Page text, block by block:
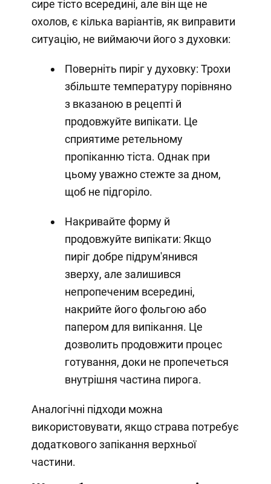
сире тісто всередині, але він ще не
охолов, є кілька варіантів, як виправити
ситуацію, не виймаючи його з духовки:
Поверніть пиріг у духовку: Трохи
збільште температуру порівняно
з вказаною в рецепті й
продовжуйте випікати. Це
сприятиме ретельному
пропіканню тіста. Однак при
цьому уважно стежте за дном,
щоб не підгоріло.
Накривайте форму й
продовжуйте випікати: Якщо
пиріг добре підрум'янився
зверху, але залишився
непропеченим всередині,
накрийте його фольгою або
папером для випікання. Це
дозволить продовжити процес
готування, доки не пропечеться
внутрішня частина пирога.
Аналогічні підходи можна
використовувати, якщо страва потребує
додаткового запікання верхньої
частини.